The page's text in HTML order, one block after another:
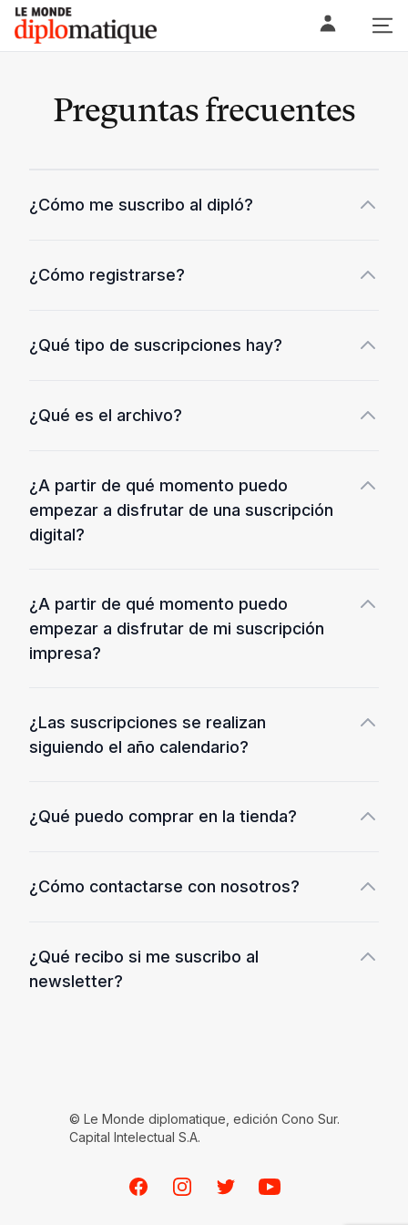
Skip
content
Le monde diplomatique
Preguntas frecuentes
¿Cómo me suscribo al dipló?
¿Cómo registrarse?
¿Qué tipo de suscripciones hay?
¿Qué es el archivo?
¿A partir de qué momento puedo
empezar a disfrutar de una suscripción
digital?
¿A partir de qué momento puedo
empezar a disfrutar de mi suscripción
impresa?
¿Las suscripciones se realizan
siguiendo el año calendario?
¿Qué puedo comprar en la tienda?
¿Cómo contactarse con nosotros?
¿Qué recibo si me suscribo al
newsletter?
© Le Monde diplomatique, edición Cono Sur.
Capital Intelectual S.A.
FacebookInstagramTwitterYoutube